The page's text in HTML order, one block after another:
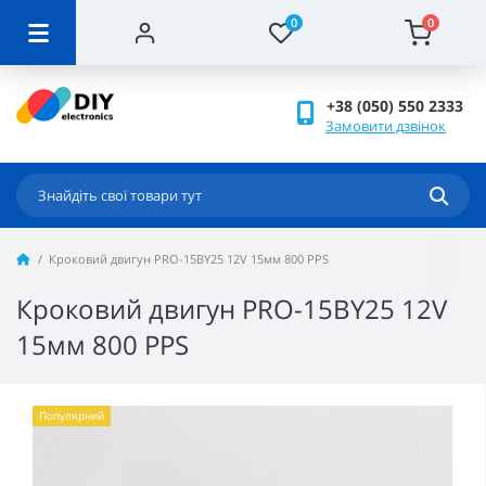
0 0
+38 (050) 550 2333
Замовити дзвінок
Кроковий двигун PRO-15BY25 12V 15мм 800 PPS
Кроковий двигун PRO-15BY25 12V
15мм 800 PPS
Популярний